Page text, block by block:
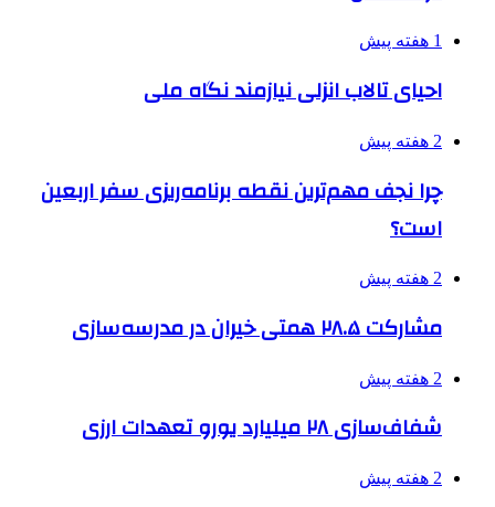
1 هفته پیش
احیای تالاب انزلی نیازمند نگاه ملی
2 هفته پیش
چرا نجف مهم‌ترین نقطه برنامه‌ریزی سفر اربعین
است؟
2 هفته پیش
مشارکت ۲۸.۵ همتی خیران در مدرسه‌سازی
2 هفته پیش
شفاف‌سازی ۲۸ میلیارد یورو تعهدات ارزی
2 هفته پیش